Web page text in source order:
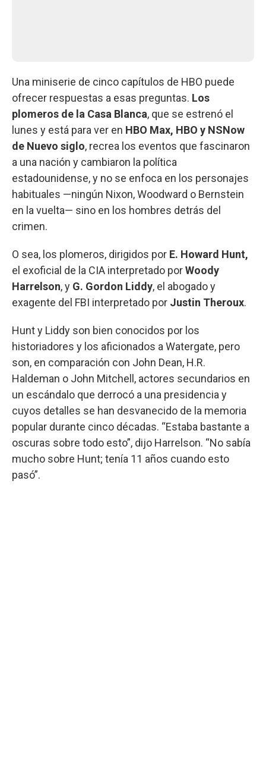
Una miniserie de cinco capítulos de HBO puede
ofrecer respuestas a esas preguntas. Los
plomeros de la Casa Blanca, que se estrenó el
lunes y está para ver en HBO Max, HBO y NSNow
de Nuevo siglo, recrea los eventos que fascinaron
a una nación y cambiaron la política
estadounidense, y no se enfoca en los personajes
habituales —ningún Nixon, Woodward o Bernstein
en la vuelta— sino en los hombres detrás del
crimen.
O sea, los plomeros, dirigidos por E. Howard Hunt,
el exoficial de la CIA interpretado porWoody
Harrelson, y G. Gordon Liddy, el abogado y
exagente del FBI interpretado por Justin Theroux.
Hunt y Liddy son bien conocidos por los
historiadores y los aficionados a Watergate, pero
son, en comparación con John Dean, H.R.
Haldeman o John Mitchell, actores secundarios en
un escándalo que derrocó a una presidencia y
cuyos detalles se han desvanecido de la memoria
popular durante cinco décadas. “Estaba bastante a
oscuras sobre todo esto”, dijo Harrelson. “No sabía
mucho sobre Hunt; tenía 11 años cuando esto
pasó”.